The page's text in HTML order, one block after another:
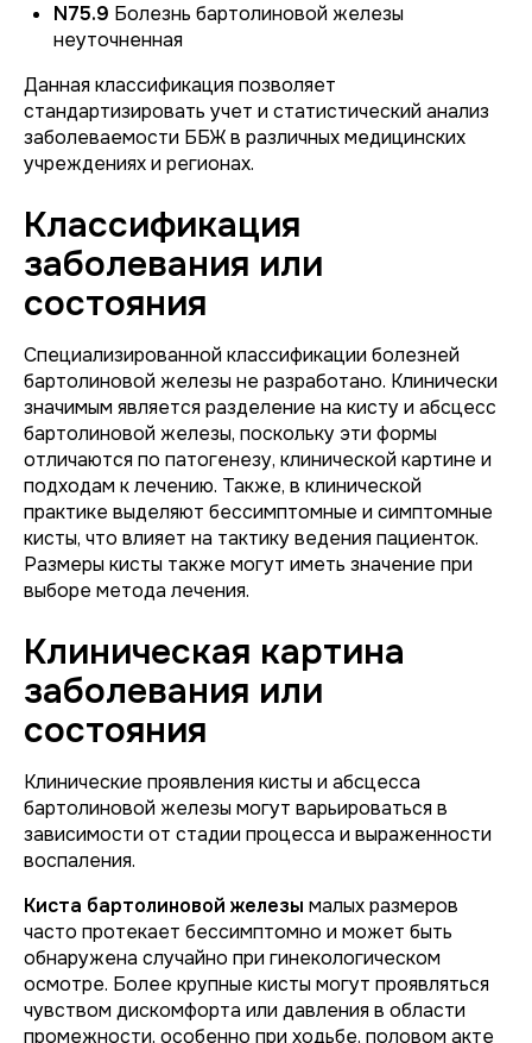
N75.9 Болезнь бартолиновой железы
неуточненная
Данная классификация позволяет
стандартизировать учет и статистический анализ
заболеваемости ББЖ в различных медицинских
учреждениях и регионах.
Классификация
заболевания или
состояния
Специализированной классификации болезней
бартолиновой железы не разработано. Клинически
значимым является разделение на кисту и абсцесс
бартолиновой железы, поскольку эти формы
отличаются по патогенезу, клинической картине и
подходам к лечению. Также, в клинической
практике выделяют бессимптомные и симптомные
кисты, что влияет на тактику ведения пациенток.
Размеры кисты также могут иметь значение при
выборе метода лечения.
Клиническая картина
заболевания или
состояния
Клинические проявления кисты и абсцесса
бартолиновой железы могут варьироваться в
зависимости от стадии процесса и выраженности
воспаления.
Киста бартолиновой железы малых размеров
часто протекает бессимптомно и может быть
обнаружена случайно при гинекологическом
осмотре. Более крупные кисты могут проявляться
чувством дискомфорта или давления в области
промежности, особенно при ходьбе, половом акте